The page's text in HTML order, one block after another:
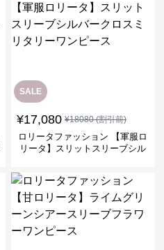
SALE
¥17,080 ¥18080(割引前)
ロリータファッション 【軍服ロ
リータ】スリットスリーブシル